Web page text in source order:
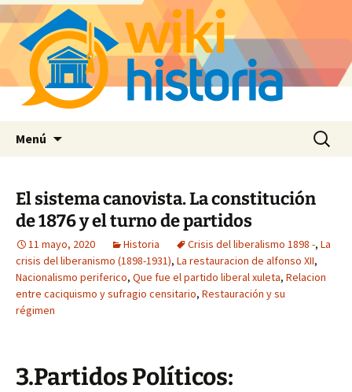
Menú Buscar:
El sistema canovista. La constitución
de 1876 y el turno de partidos
11 mayo, 2020 Historia Crisis del liberalismo 1898 -, La
crisis del liberanismo (1898-1931), La restauracion de alfonso XII,
Nacionalismo periferico, Que fue el partido liberal xuleta, Relacion
entre caciquismo y sufragio censitario, Restauración y su
régimen
3.Partidos Políticos: